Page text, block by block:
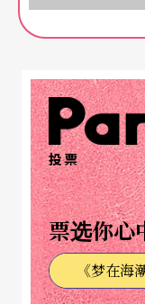
「爱缇丝剧团（
个月，探究当
开发，以及对
出尤里皮底斯的
修斯复活，震
剧场开创新局
Medeamaterial
都广受诸多国
投票
票选你心
《梦在海